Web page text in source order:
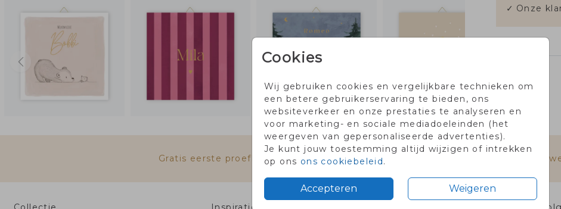
Cookies
Wij gebruiken cookies en vergelijkbare technieken om
een betere gebruikerservaring te bieden, ons
websiteverkeer en onze prestaties te analyseren en
voor marketing- en sociale mediadoeleinden (het
weergeven van gepersonaliseerde advertenties).
Je kunt jouw toestemming altijd wijzigen of intrekken
op ons ons cookiebeleid.
Accepteren Weigeren
✓ Onze
Gratis eerste proefkaartje met code PROEF2026 Voor 18.00 besteld dezelfde